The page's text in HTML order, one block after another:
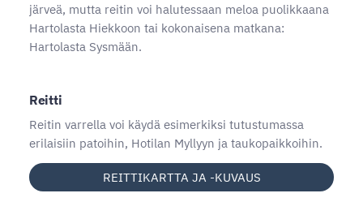
järveä, mutta reitin voi halutessaan meloa puolikkaana
Hartolasta Hiekkoon tai kokonaisena matkana:
Hartolasta Sysmään.
Reitti
Reitin varrella voi käydä esimerkiksi tutustumassa
erilaisiin patoihin, Hotilan Myllyyn ja taukopaikkoihin.
REITTIKARTTA JA -KUVAUS